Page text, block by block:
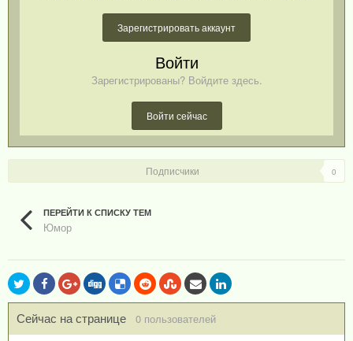
Зарегистрировать аккаунт
Войти
Зарегистрированы? Войдите здесь.
Войти сейчас
Подписчики 0
ПЕРЕЙТИ К СПИСКУ ТЕМ
Юмор
Сейчас на странице 0 пользователей